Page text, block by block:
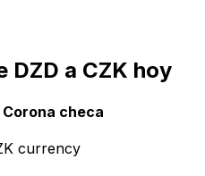
DZD a CZK hoy
checa
currency